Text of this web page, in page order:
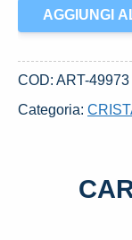
ALZACRISTALLO
PORTA
SX.
AGGIUNGI
COD: ART-49973
Categoria: